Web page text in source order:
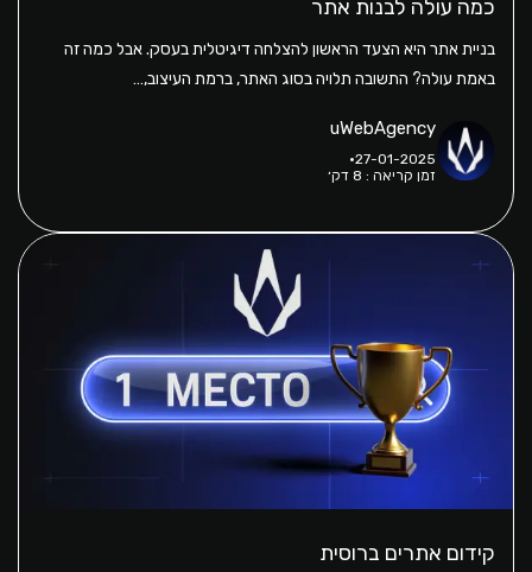
כמה עולה לבנות אתר
בניית אתר היא הצעד הראשון להצלחה דיגיטלית בעסק. אבל כמה זה
באמת עולה? התשובה תלויה בסוג האתר, ברמת העיצוב,…
uWebAgency
27-01-2025
זמן קריאה : 8 דק׳
קידום אתרים ברוסית